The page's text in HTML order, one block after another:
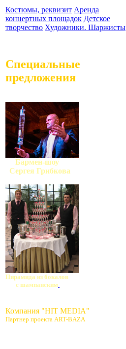
Костюмы, реквизит Аренда
концертных площадок Детское
творчество Художники. Шаржисты
Специальные
предложения
Бармен-шоу
Сергея Грибкова
Пирамида из бокалов
с шампанским
Компания "HIT MEDIA"
Партнер проекта ART-BAZA